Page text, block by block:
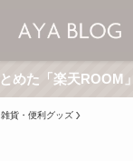
めた「楽天ROOM
雑貨・便利グッズ